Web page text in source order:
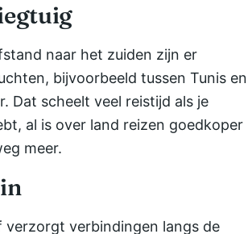
naar het zuiden zijn er
bijvoorbeeld tussen Tunis en
Dat scheelt veel reistijd als je
al is over land reizen goedkoper
meer.
verzorgt verbindingen langs de